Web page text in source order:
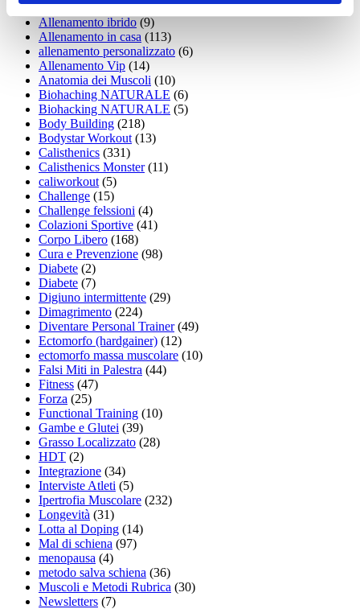
Allenamento funzionale(6)
Allenamento ibrido (9)
Allenamento in casa (113)
allenamento personalizzato (6)
Allenamento Vip (14)
Anatomia dei Muscoli (10)
Biohaching NATURALE (6)
Biohacking NATURALE (5)
Body Building (218)
Bodystar Workout(13)
Calisthenics (331)
Calisthenics Monster(11)
caliworkout(5)
Challenge (15)
Challenge felssioni (4)
Colazioni Sportive (41)
Corpo Libero (168)
Cura e Prevenzione (98)
Diabete (2)
Diabete (7)
Digiuno intermittente (29)
Dimagrimento (224)
Diventare Personal Trainer(49)
Ectomorfo (hardgainer) (12)
ectomorfo massa muscolare (10)
Falsi Miti in Palestra (44)
Fitness (47)
Forza (25)
Functional Training (10)
Gambe e Glutei (39)
Grasso Localizzato (28)
HDT (2)
Integrazione (34)
Interviste Atleti (5)
Ipertrofia Muscolare (232)
Longevità (31)
Lotta al Doping (14)
Mal di schiena (97)
menopausa (4)
metodo salva schiena (36)
Muscoli e Metodi Rubrica (30)
Newsletters (7)